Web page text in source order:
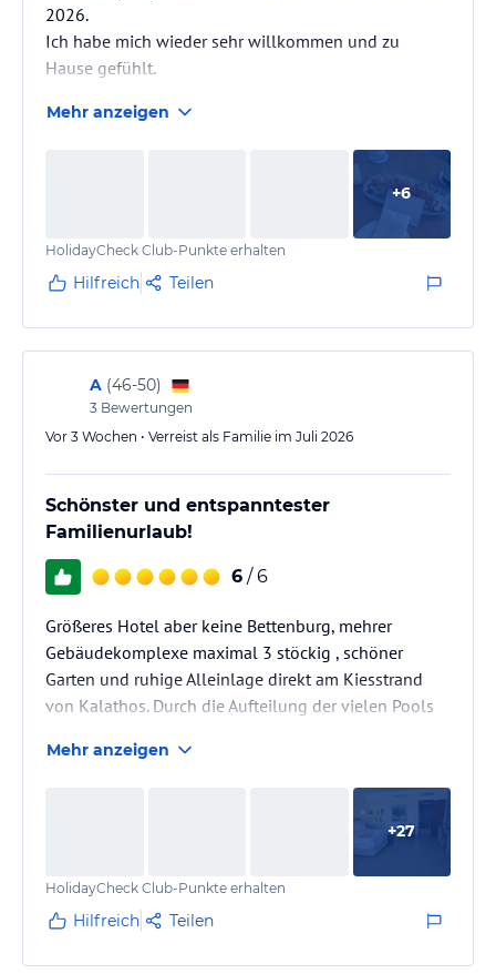
2026.
Ich habe mich wieder sehr willkommen und zu
Hause gefühlt.
Zimmermädchen (wie letztes Jahr Eliana), beim
Frühstücksbuffet Frau Irini, Herr Savvas und Herr
Alle Servicekräfte waren extrem freundlich und
Ich hatte eines meiner Wunschzimmer erhalten und
Eliana erkannte mich sofort am ersten Tag und
bewohnte (422). Das ist schon…
Mehr anzeigen
+6
HolidayCheck Club-Punkte erhalten
Hilfreich Teilen
A (46-50)
3 Bewertungen
Vor 3 Wochen • Verreist als Familie im Juli 2026
Schönster und entspanntester
Familienurlaub!
6 / 6
Größeres Hotel aber keine Bettenburg, mehrer
Gebäudekomplexe maximal 3 stöckig , schöner
Garten und ruhige Alleinlage direkt am Kiesstrand
von Kalathos. Durch die Aufteilung der vielen Pools
überfüllt. Wahlweise nur mit Frühstück, Halbpension
oder All inclusive buchbar. Das Hotel gibt es seit 34
Jahren, man kann auswählen zwischen Economy Zi.,
DZ, DZ mit Pool, Familienzimmer oder Suiten,
hatten eine Deluxe Villa…
Mehr anzeigen
+27
HolidayCheck Club-Punkte erhalten
Hilfreich Teilen